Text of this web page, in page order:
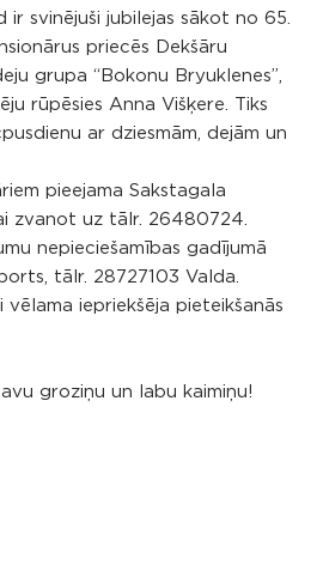
ir svinējuši jubilejas sākot no 65.
priecēs Dekšāru
grupa “Bokonu Bryuklenes”,
rūpēsies Anna Višķere. Tiks
ar dziesmām, dejām un
pieejama Sakstagala
zvanot uz tālr. 26480724.
nepieciešamības gadījumā
tālr. 28727103 Valda.
vēlama iepriekšēja pieteikšanās
groziņu un labu kaimiņu!